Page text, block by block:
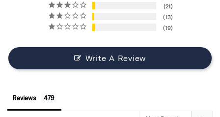
21
13
19
Write A Review
Reviews